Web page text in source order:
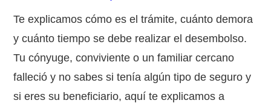
Te explicamos cómo es el trámite, cuánto demora
y cuánto tiempo se debe realizar el desembolso.
Tu cónyuge, conviviente o un familiar cercano
falleció y no sabes si tenía algún tipo de seguro y
si eres su beneficiario, aquí te explicamos a